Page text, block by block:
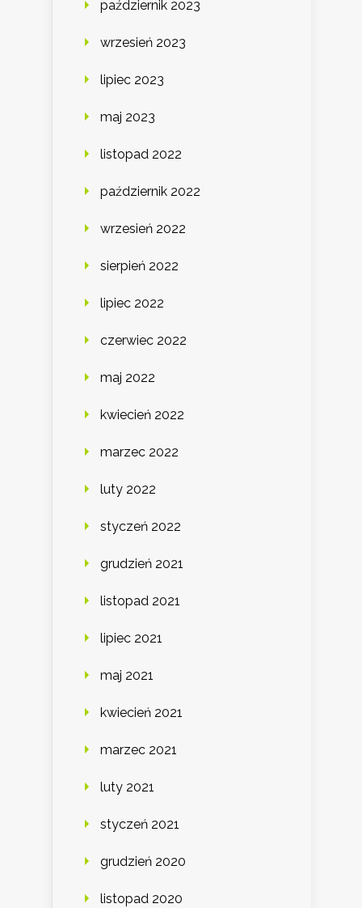
październik 2023
wrzesień 2023
lipiec 2023
maj 2023
listopad 2022
październik 2022
wrzesień 2022
sierpień 2022
lipiec 2022
czerwiec 2022
maj 2022
kwiecień 2022
marzec 2022
luty 2022
styczeń 2022
grudzień 2021
listopad 2021
lipiec 2021
maj 2021
kwiecień 2021
marzec 2021
luty 2021
styczeń 2021
grudzień 2020
listopad 2020